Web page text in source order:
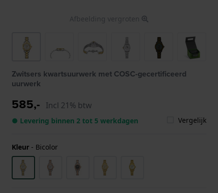
Afbeelding vergroten
Zwitsers kwartsuurwerk met COSC-gecertificeerd
uurwerk
585,- Incl 21% btw
● Levering binnen 2 tot 5 werkdagen Vergelijk
Kleur - Bicolor